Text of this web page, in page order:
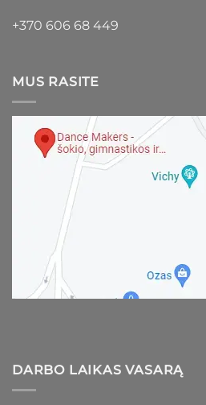
+370 606 68 449
MUS RASITE
DARBO LAIKAS VASARĄ